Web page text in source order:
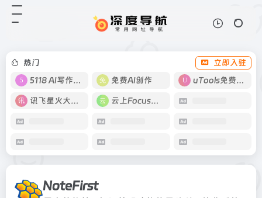
热门
立即入驻
5118 AI写作工具
免费AI创作 uTools免费工具箱
讯飞星火大模型 云上Focus接码
NoteFirst